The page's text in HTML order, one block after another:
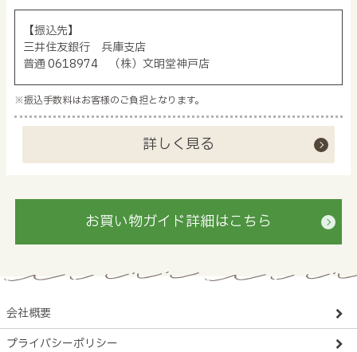
【振込先】
三井住友銀行 兵庫支店
普通 0618974 （株）文明堂神戸店
※振込手数料はお客様のご負担となります。
詳しく見る
お買い物ガイド詳細はこちら
会社概要
プライバシーポリシー